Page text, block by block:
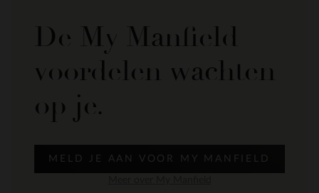
De My Manfield
voordelen wachten
op je.
MELD JE AAN VOOR MY MANFIELD